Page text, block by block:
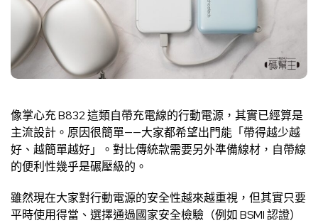
像掌心充 B832 這類自帶充電線的行動電源，其實已經算是
主流設計。原因很簡單——大家都希望出門能「帶得越少越
好、越簡單越好」。對比傳統款需要另外準備線材，自帶線
的便利性幾乎是碾壓級的。
雖然現在大家對行動電源的安全性越來越重視，但其實只要
平時使用得當、選擇通過國家安全檢驗（例如 BSMI 認證）